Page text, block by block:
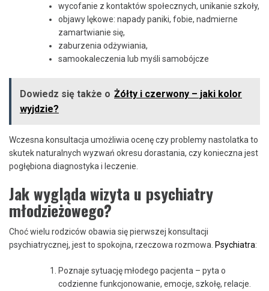
wycofanie z kontaktów społecznych, unikanie szkoły,
objawy lękowe: napady paniki, fobie, nadmierne
zamartwianie się,
zaburzenia odżywiania,
samookaleczenia lub myśli samobójcze
Dowiedz się także o Żółty i czerwony – jaki kolor
wyjdzie?
Wczesna konsultacja umożliwia ocenę czy problemy nastolatka to
skutek naturalnych wyzwań okresu dorastania, czy konieczna jest
pogłębiona diagnostyka i leczenie.
Jak wygląda wizyta u psychiatry
młodzieżowego?
Choć wielu rodziców obawia się pierwszej konsultacji
psychiatrycznej, jest to spokojna, rzeczowa rozmowa. Psychiatra:
Poznaje sytuację młodego pacjenta – pyta o
codzienne funkcjonowanie, emocje, szkołę, relacje.